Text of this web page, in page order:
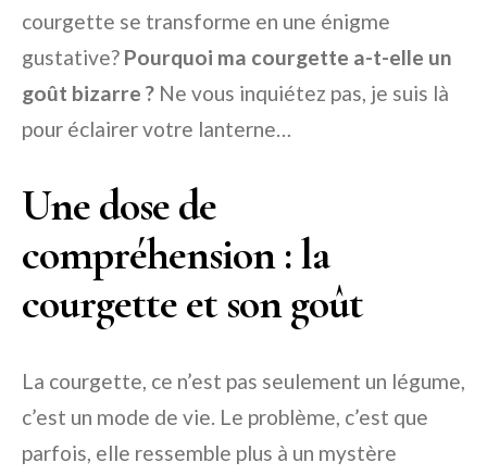
courgette se transforme en une énigme
gustative? Pourquoi ma courgette a-t-elle un
goût bizarre ? Ne vous inquiétez pas, je suis là
pour éclairer votre lanterne…
Une dose de
compréhension : la
courgette et son goût
La courgette, ce n’est pas seulement un légume,
c’est un mode de vie. Le problème, c’est que
parfois, elle ressemble plus à un mystère